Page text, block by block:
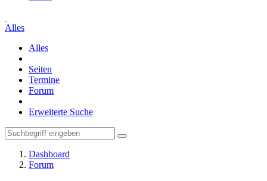
Alles
Alles
Seiten
Termine
Forum
Erweiterte Suche
Dashboard
Forum